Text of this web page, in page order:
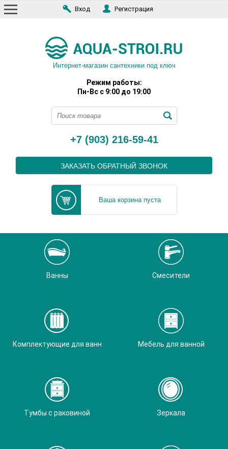
Вход Регистрация
Интернет-магазин сантехники под ключ
Режим работы:
Пн-Вс с 9:00 до 19:00
+7 (903) 216-59-41
ЗАКАЗАТЬ ОБРАТНЫЙ ЗВОНОК
Ваша корзина пуста
Ванны Смесители
Комплектующие для ванн Мебель для ванной
Тумбы с раковиной Зеркала